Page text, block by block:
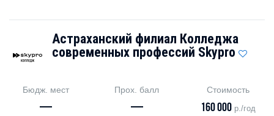
Астраханский филиал Колледжа
современных профессий Skypro
Бюдж. мест
—
Прох. балл
—
Стоимость
160 000 р./год